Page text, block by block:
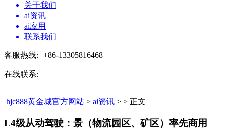
关于我们
ai资讯
ai应用
联系我们
客服热线: +86-13305816468
在线联系:
hjc888黄金城官方网站 > ai资讯 > > 正文
L4级从动驾驶：景（物流园区、矿区）率先商用​